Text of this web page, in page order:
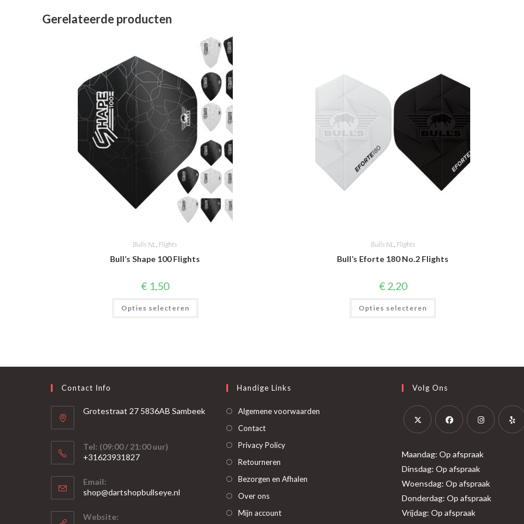
Gerelateerde producten
Bulls NL, Flights
Bull’s Shape 100 Flights
€ 1,50
Opties selecteren
Dit
heeft
gekozen
Bulls NL, Flights
Bull’s Eforte 180 No.2 Flights
€2,20
Opties selecteren
Dit
heeft
gekozen
op
de
Contact Info
Grotestraat 27 5836AB Sambeek
Tel: (09:00 / 21:00 uur)
+31623931827
in
je
toepassing
Email:
shop@dartshopbullseye.nl
Website:
Handige Links
Algemene voorwaarden
Contact
Privacy Policy
Retourneren
Bezorgen en Afhalen
Over ons
Mijn account
Volg Ons
in
een
nieuwe
tab
in
een
nieuwe
tab
in
een
nieuwe
tab
Maandag: Op afspraak
Dinsdag: Op afspraak
Woensdag: Op afspraak
Donderdag: Op afspraak
Vrijdag: Op afspraak